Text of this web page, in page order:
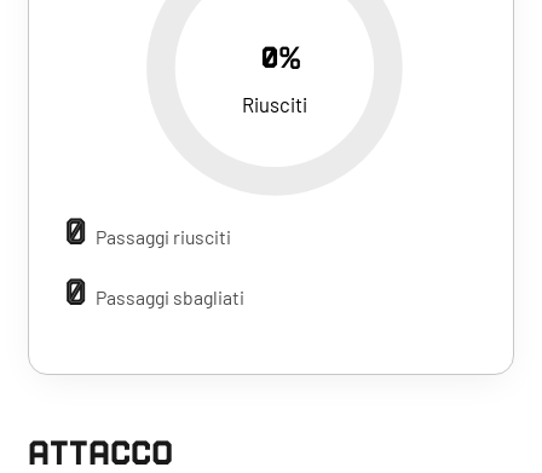
0%
Riusciti
0 Passaggi riusciti
0 Passaggi sbagliati
ATTACCO